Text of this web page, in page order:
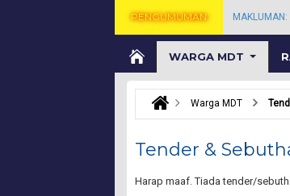
PENGUMUMAN
WARGA MDT
Warga MDT
Tender &
Harap maaf. Tiada tender/